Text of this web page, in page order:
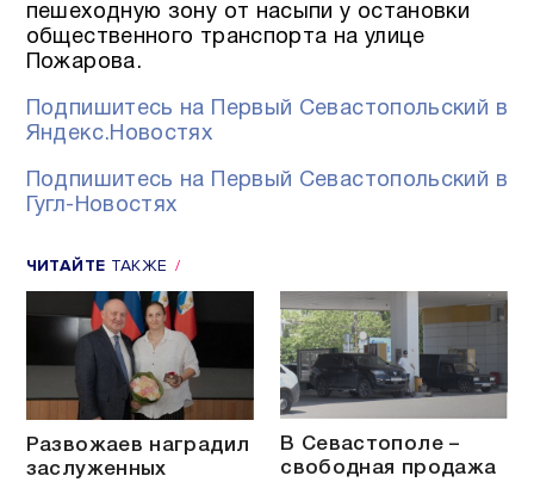
пешеходную зону от насыпи у остановки
общественного транспорта на улице
Пожарова.
Подпишитесь на Первый Севастопольский в
Яндекс.Новостях
Подпишитесь на Первый Севастопольский в
Гугл-Новостях
ЧИТАЙТЕ ТАКЖЕ
Развожаев наградил
заслуженных
В Севастополе –
свободная продажа